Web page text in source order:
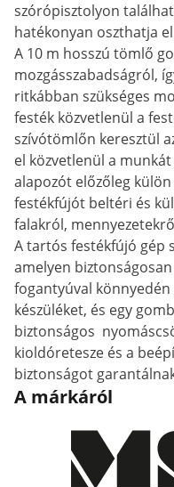
szórópisztolyon
hatékonyan oszthatja
A 10 m hosszú tömlő
mozgásszabadságról,
ritkábban szükséges
festék közvetlenül a
szívótömlőn keresztül
el közvetlenül a
alapozót előzőleg
festékfújót beltéri és
falakról,
A tartós festékfújó gép
amelyen
fogantyúval
készüléket, és egy
biztonságos
kioldóretesze és a
biztonságot
A márkáról